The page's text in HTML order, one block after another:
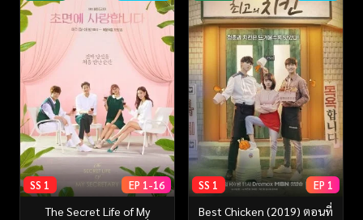
SS 1 EP 1-16
The Secret Life of My
SS 1 EP 1
Best Chicken (2019) ตอนที่